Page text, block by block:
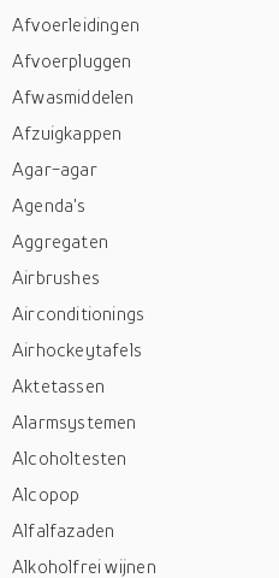
Afvoerleidingen
Afvoerpluggen
Afwasmiddelen
Afzuigkappen
Agar-agar
Agenda's
Aggregaten
Airbrushes
Airconditionings
Airhockeytafels
Aktetassen
Alarmsystemen
Alcoholtesten
Alcopop
Alfalfazaden
Alkoholfrei wijnen